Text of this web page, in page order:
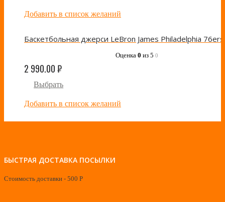
Добавить в список желаний
Оценка 0 из 5 0
2 990.00₽
Выбрать
Добавить в список желаний
БЫСТРАЯ ДОСТАВКА ПОСЫЛКИ
Стоимость доставки - 500 Р